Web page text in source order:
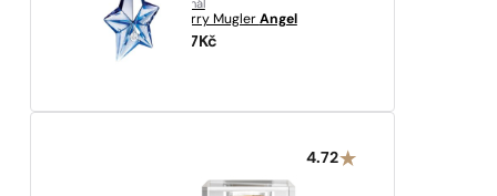
originál
Thierry Mugler Angel
1937Kč
4.72